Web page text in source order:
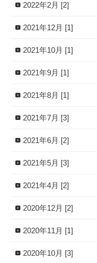
2022年2月 [2]
2021年12月 [1]
2021年10月 [1]
2021年9月 [1]
2021年8月 [1]
2021年7月 [3]
2021年6月 [2]
2021年5月 [3]
2021年4月 [2]
2020年12月 [2]
2020年11月 [1]
2020年10月 [3]